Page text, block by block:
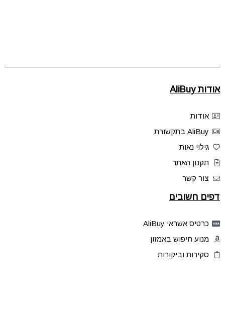
אודות AliBuy
אודות
AliBuy בתקשורת
גילוי נאות
תקנון האתר
צור קשר
דפים חשובים
כרטיס אשראי AliBuy
מנוע חיפוש באמזון
סקירות וביקורות